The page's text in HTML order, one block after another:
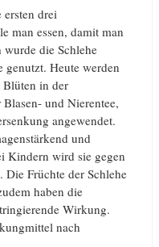
drei
man essen, damit man
die Schlehe
Heute werden
in der
und Nierentee,
angewendet.
und
Kindern wird sie gegen
Früchte der Schlehe
haben die
Wirkung.
nach